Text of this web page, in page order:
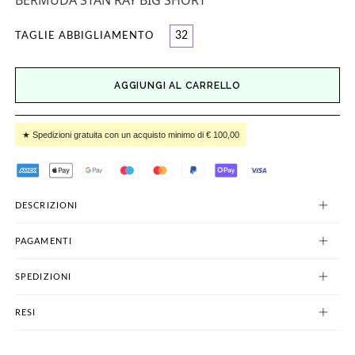
TAGLIE ABBIGLIAMENTO 32
AGGIUNGI AL CARRELLO
★ Spedizioni gratuita con un acquisto minimo di € 100,00
DESCRIZIONI
PAGAMENTI
SPEDIZIONI
RESI